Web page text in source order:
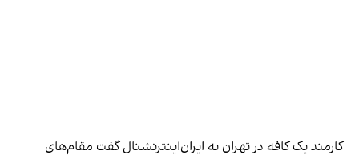
کارمند یک کافه در تهران به ایران‌اینترنشنال گفت مقام‌های